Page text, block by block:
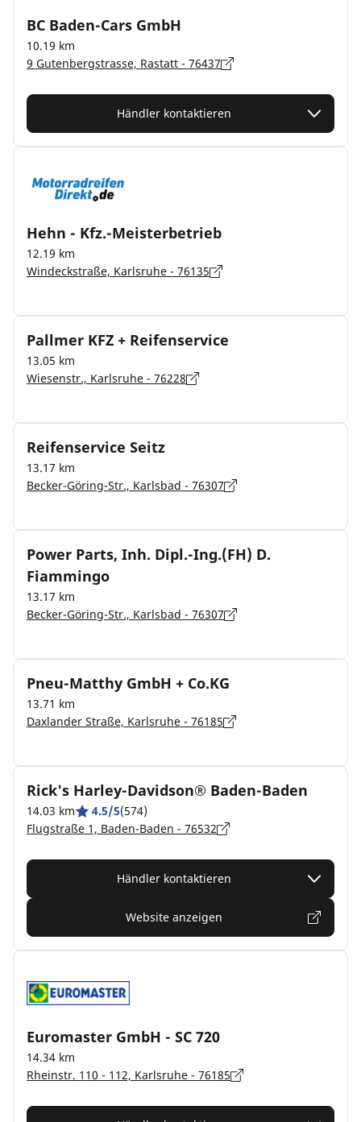
BC Baden-Cars GmbH
10.19 km
9 Gutenbergstrasse, Rastatt - 76437
Händler kontaktieren
Hehn - Kfz.-Meisterbetrieb
12.19 km
Windeckstraße, Karlsruhe - 76135
Pallmer KFZ + Reifenservice
13.05 km
Wiesenstr., Karlsruhe - 76228
Reifenservice Seitz
13.17 km
Becker-Göring-Str., Karlsbad - 76307
Power Parts, Inh. Dipl.-Ing.(FH) D.
Fiammingo
13.17 km
Becker-Göring-Str., Karlsbad - 76307
Pneu-Matthy GmbH + Co.KG
13.71 km
Daxlander Straße, Karlsruhe - 76185
Rick's Harley-Davidson® Baden-Baden
14.03 km 4.5/5(574)
Flugstraße 1, Baden-Baden - 76532
Händler kontaktieren
Website anzeigen
Euromaster GmbH - SC 720
14.34 km
Rheinstr. 110 - 112, Karlsruhe - 76185